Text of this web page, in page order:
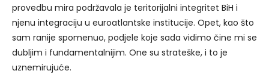
provedbu mira podržavala je teritorijalni integritet BiH i
njenu integraciju u euroatlantske institucije. Opet, kao što
sam ranije spomenuo, podjele koje sada vidimo čine mi se
dubljim i fundamentalnijim. One su strateške, i to je
uznemirujuće.